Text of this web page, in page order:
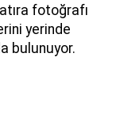
fotoğrafı
yerinde
bulunuyor.